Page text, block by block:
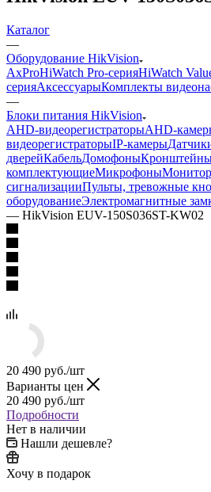
Каталог
—
Оборудование HikVision
AxProHiWatch Pro-серияHiWatch
серияАксессуарыКомплекты
—
Блоки питания HikVision
AHD-видеорегистраторыAHD-
видеорегистраторыIP-камеры
дверейКабельДомофоны
комплектующиеМикрофоны
сигнализацииПульты, тревожные
оборудованиеЭлектромагнитные
— HikVision EUV-150S036ST-KW02
20 490 руб./шт
Варианты цен
20 490 руб./шт
Подробности
Нет в наличии
Нашли дешевле?
Хочу в подарок